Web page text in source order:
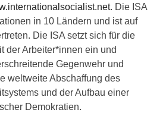
. Die ISA
in 10 Ländern und ist auf
Die ISA setzt sich für die
der Arbeiter*innen ein und
Gegenwehr und
weltweite Abschaffung des
und der Aufbau einer
Demokratien.